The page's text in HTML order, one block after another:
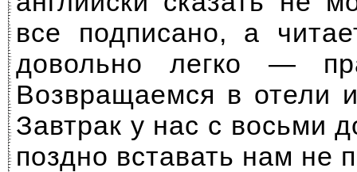
все подписано, а
довольно легко —
Возвращаемся в отели
Завтрак у нас с восьми
поздно вставать нам не